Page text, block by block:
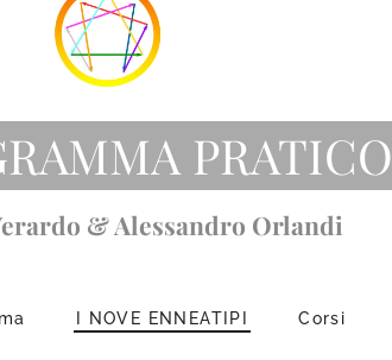
PRATICO
& Alessandro Orlandi
I NOVE ENNEATIPI Corsi